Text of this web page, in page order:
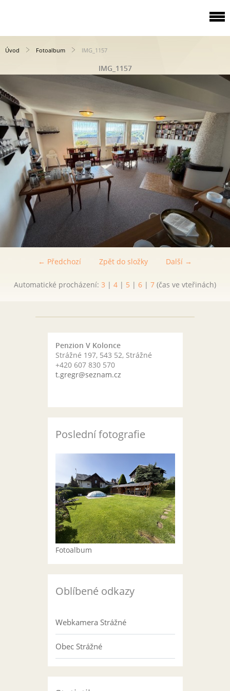
Úvod Fotoalbum IMG_1157
IMG_1157
← Předchozí Další →
Zpět do složky
Automatické procházení: 3 | 4 | 5 | 6 | 7 (čas ve vteřinách)
Penzion V Kolonce
Strážné 197, 543 52, Strážné
+420 607 830 570
t.gregr@seznam.cz
Poslední fotografie
Fotoalbum
Oblíbené odkazy
Webkamera Strážné
Obec Strážné